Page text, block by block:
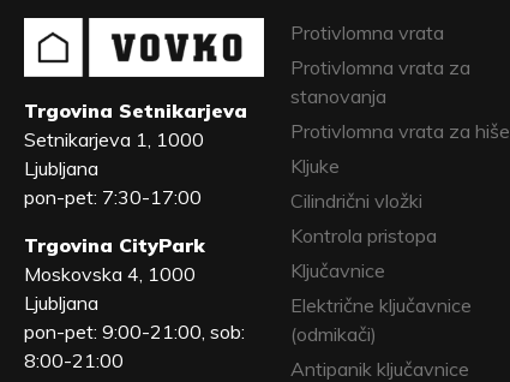
Trgovina Setnikarjeva
Setnikarjeva 1, 1000
Ljubljana
pon-pet: 7:30-17:00
Trgovina CityPark
Moskovska 4, 1000
Ljubljana
pon-pet: 9:00-21:00, sob:
8:00-21:00
Protivlomna vrata
Protivlomna vrata za
stanovanja
Protivlomna vrata za hiše
Kljuke
Cilindrični vložki
Kontrola pristopa
Ključavnice
Električne ključavnice
(odmikači)
Antipanik ključavnice